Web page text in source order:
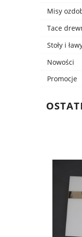
Misy
Tace
Stoły i
Nowości
Promocje